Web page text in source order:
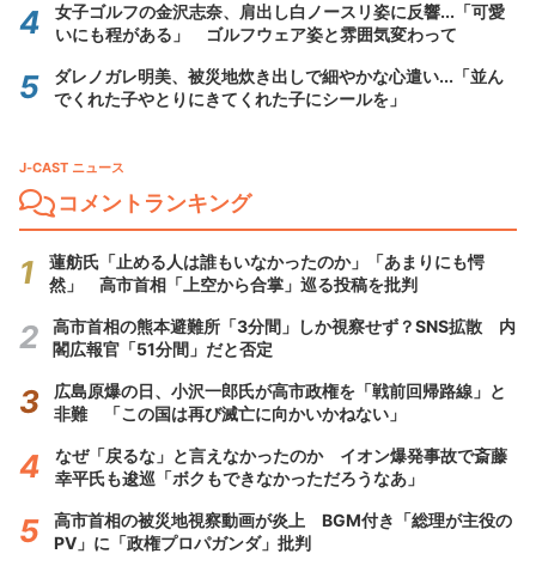
女子ゴルフの金沢志奈、肩出し白ノースリ姿に反響...「可愛
いにも程がある」 ゴルフウェア姿と雰囲気変わって
ダレノガレ明美、被災地炊き出しで細やかな心遣い...「並ん
でくれた子やとりにきてくれた子にシールを」
J-CAST ニュース
コメントランキング
蓮舫氏「止める人は誰もいなかったのか」「あまりにも愕
然」 高市首相「上空から合掌」巡る投稿を批判
高市首相の熊本避難所「3分間」しか視察せず？SNS拡散 内
閣広報官「51分間」だと否定
広島原爆の日、小沢一郎氏が高市政権を「戦前回帰路線」と
非難 「この国は再び滅亡に向かいかねない」
なぜ「戻るな」と言えなかったのか イオン爆発事故で斎藤
幸平氏も逡巡「ボクもできなかっただろうなあ」
高市首相の被災地視察動画が炎上 BGM付き「総理が主役の
PV」に「政権プロパガンダ」批判